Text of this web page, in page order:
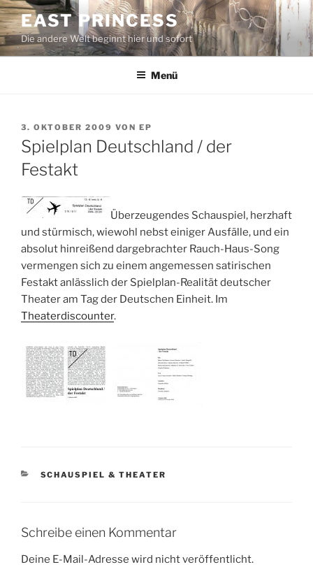
Zum
Inhalt
springen
EAST PRINCESS
Die andere Welt beginnt hier und sofort
Menü
VERÖFFENTLICHT
AM
3. OKTOBER 2009 VON EP
Spielplan Deutschland / der
Festakt
Überzeugendes Schauspiel, herzhaft
und stürmisch, wiewohl nebst einiger Ausfälle, und ein
absolut hinreißend dargebrachter Rauch-Haus-Song
vermengen sich zu einem angemessen satirischen
Festakt anlässlich der Spielplan-Realität deutscher
Theater am Tag der Deutschen Einheit. Im
Theaterdiscounter.
KATEGORIEN
SCHAUSPIEL & THEATER
Schreibe einen Kommentar
Deine E-Mail-Adresse wird nicht veröffentlicht.